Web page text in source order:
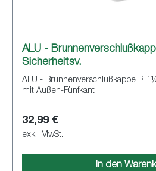
ALU -
Sicherheitsv.
ALU - Brunnenverschlußkappe R 1¼
mit Außen-Fünfkant
32,99 €
exkl. MwSt.
In den